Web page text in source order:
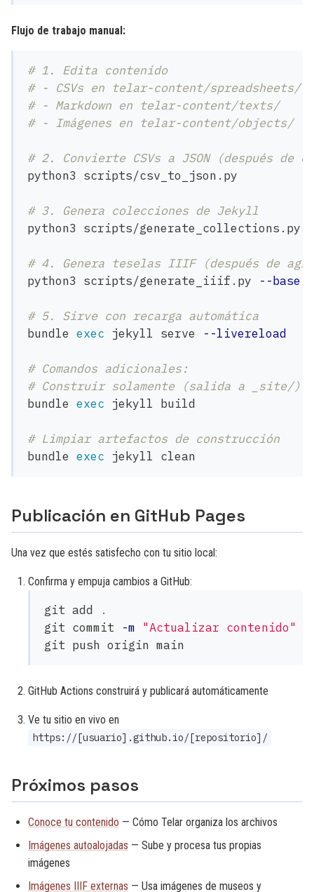
Flujo de trabajo manual:
# 1. Edita contenido
# - CSVs en telar-content/spreadsheets/
# - Markdown en telar-content/texts/
# - Imágenes en telar-content/objects/
# 2. Convierte CSVs a JSON (después de
python3 scripts/csv_to_json.py
# 3. Genera colecciones de Jekyll
python3 scripts/generate_collections.py
# 4. Genera teselas IIIF (después de
python3 scripts/generate_iiif.py
--base-
# 5. Sirve con recarga automática
bundle exec jekyll serve --livereload
# Comandos adicionales:
# Construir solamente (salida a _site/)
bundle exec jekyll build
# Limpiar artefactos de construcción
bundle exec
Publicación en GitHub Pages
Una vez que estés satisfecho con tu sitio local:
Confirma y empuja cambios a GitHub:
git add
.
git commit
-m "Actualizar contenido"
GitHub Actions construirá y publicará automáticamente
Ve tu sitio en vivo en
https://[usuario].github.io/[repositorio]/
Próximos pasos
Conoce tu contenido — Cómo Telar organiza los archivos
Imágenes autoalojadas — Sube y procesa tus propias
imágenes
Imágenes IIIF externas — Usa imágenes de museos y